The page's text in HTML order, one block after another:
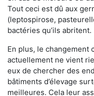
Tout ceci est dû aux
(leptospirose,
bactéries qu’ils abritent.
En plus, le changement
actuellement ne vient
eux de chercher des
bâtiments d’élevage
meilleures. Cela leur